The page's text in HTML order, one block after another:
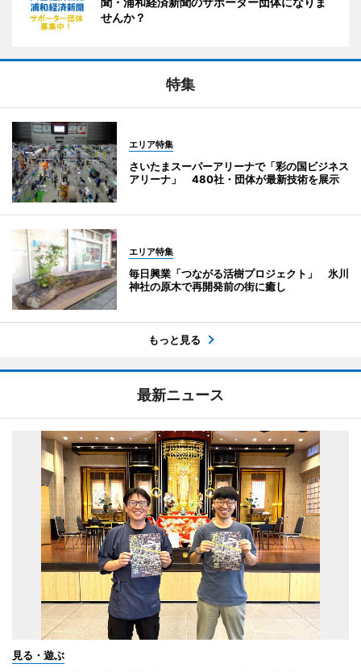
せんか？
特集
エリア特集
さいたまスーパーアリーナで「彩の国ビジネス
アリーナ」 480社・団体が最新技術を展示
エリア特集
毎日興業「つながる活樹プロジェクト」 氷川
神社の原木で再開発前の街に癒し
もっと見る
最新ニュース
見る・遊ぶ